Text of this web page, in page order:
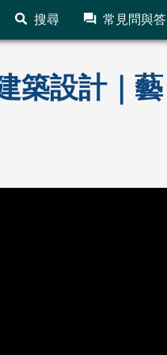
搜尋 常見問與答
築設計｜藝